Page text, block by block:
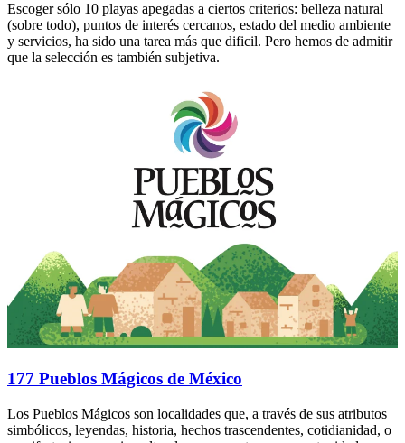
Escoger sólo 10 playas apegadas a ciertos criterios: belleza natural
(sobre todo), puntos de interés cercanos, estado del medio ambiente
y servicios, ha sido una tarea más que dificil. Pero hemos de admitir
que la selección es también subjetiva.
177 Pueblos Mágicos de México
Los Pueblos Mágicos son localidades que, a través de sus atributos
simbólicos, leyendas, historia, hechos trascendentes, cotidianidad, o